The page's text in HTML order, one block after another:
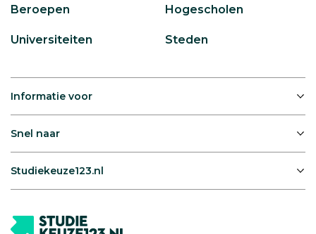
Beroepen Hogescholen
Universiteiten Steden
Informatie voor
Snel naar
Studiekeuze123.nl